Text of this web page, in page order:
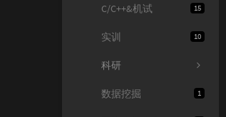
15
C/C++&机试
10
实训
科研
1
数据挖掘